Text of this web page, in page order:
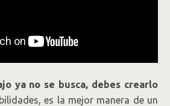
ya no se busca, debes crearlo
es la mejor manera de un